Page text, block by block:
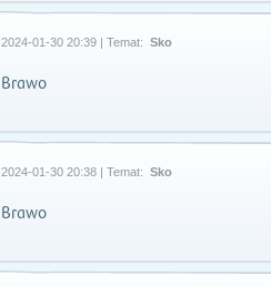
2024-01-30 20:39 | Temat: Sko
Brawo
2024-01-30 20:38 | Temat: Sko
Brawo